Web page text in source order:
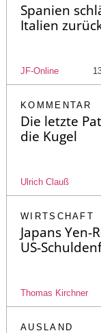
Spanien
Italien
JF-Online
KOMMENTAR
Die letzte
die Kugel
Ulrich Clauß
WIRTSCHAFT
Japans Yen-
US-
Thomas Kirchner
AUSLAND